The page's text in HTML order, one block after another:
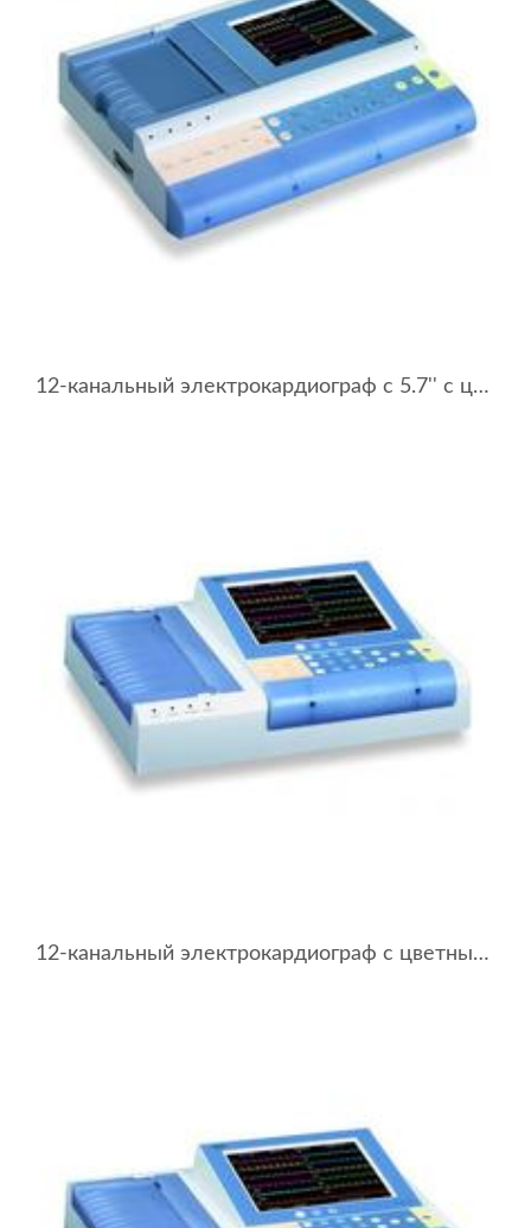
12-канальный электрокардиограф с 5.7'' с цветным сенсорным дисплеем BTL-08 MT Plus ECG
12-канальный электрокардиограф с цветным сенсорным дисплеем BTL-08 LC ECG